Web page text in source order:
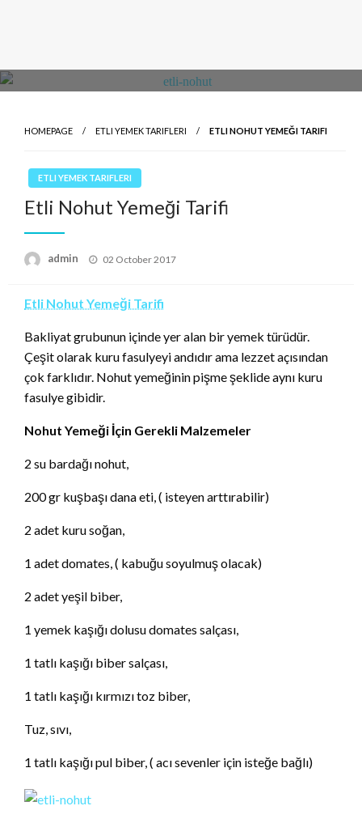
HOMEPAGE ETLI YEMEK TARIFLERI ETLI NOHUT YEMEĞI TARIFI
ETLI YEMEK TARIFLERI
Etli Nohut Yemeği Tarifi
admin
Posted
02 October 2017
Etli Nohut Yemeği Tarifi
Bakliyat grubunun içinde yer alan bir yemek türüdür.
Çeşit olarak kuru fasulyeyi andıdır ama lezzet açısından
çok farklıdır. Nohut yemeğinin pişme şeklide aynı kuru
fasulye gibidir.
Nohut Yemeği İçin Gerekli Malzemeler
2 su bardağı nohut,
200 gr kuşbaşı dana eti, ( isteyen arttırabilir)
2 adet kuru soğan,
1 adet domates, ( kabuğu soyulmuş olacak)
2 adet yeşil biber,
1 yemek kaşığı dolusu domates salçası,
1 tatlı kaşığı biber salçası,
1 tatlı kaşığı kırmızı toz biber,
Tuz, sıvı,
1 tatlı kaşığı pul biber, ( acı sevenler için isteğe bağlı)